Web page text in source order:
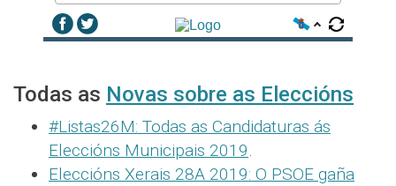
Todas as Novas sobre as Eleccións
#Listas26M: Todas as Candidaturas ás
Eleccións Municipais 2019.
Eleccións Xerais 28A 2019: O PSOE gaña